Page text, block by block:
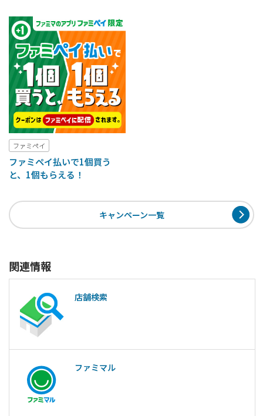
ファミペイ
ファミペイ払いで1個買う
と、1個もらえる！
キャンペーン一覧
関連情報
店舗検索
ファミマル